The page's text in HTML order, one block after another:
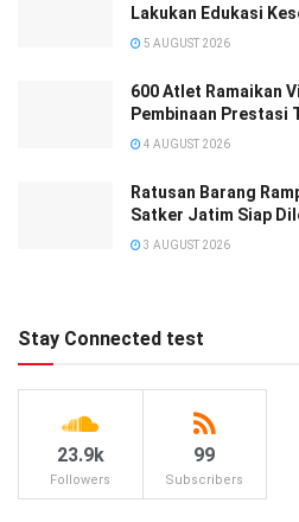
Lakukan Edukasi
5 AUGUST 2026
600 Atlet Ramaikan
Pembinaan Prestasi
4 AUGUST 2026
Ratusan Barang
Satker Jatim Siap
3 AUGUST 2026
Stay Connected test
23.9k
Followers
99
Subscribers